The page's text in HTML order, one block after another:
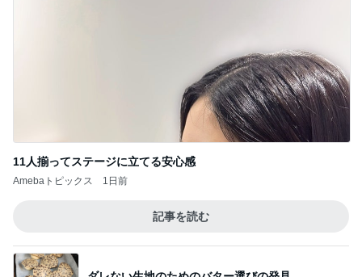
11人揃ってステージに立てる安心感
Amebaトピックス 1日前
記事を読む